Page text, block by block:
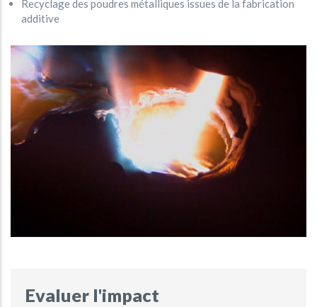
Recyclage des poudres métalliques issues de la fabrication
additive
Evaluer l'impact